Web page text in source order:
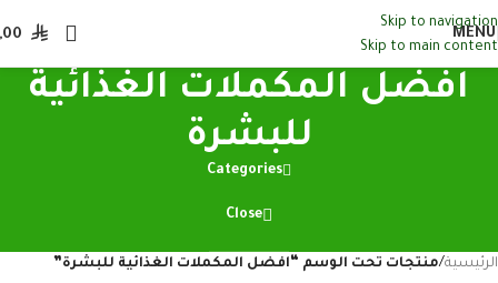
Skip to navigation
Skip to main content
MENU
افضل المكملات الغذائية
للبشرة​
Categories
Close
الرئيسية/منتجات تحت الوسم “افضل المكملات الغذائية للبشرة​”